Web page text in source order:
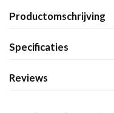
Productomschrijving
Specificaties
Reviews